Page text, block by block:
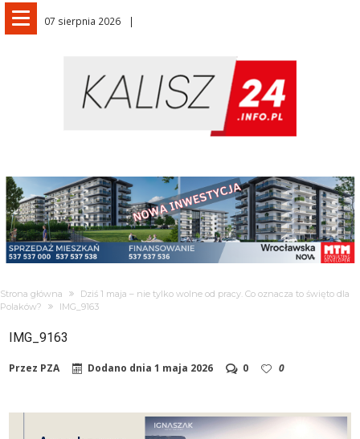
07 sierpnia 2026
Strona główna
Dziś 1 maja – nie tylko wolne od pracy. Co oznacza to święto dla
Polaków?
IMG_9163
IMG_9163
Przez PZA Dodano dnia1 maja 2026 0 0